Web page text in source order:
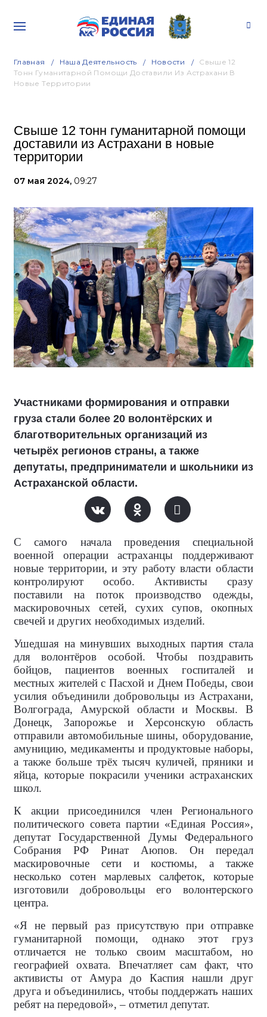
Главная Наша Деятельность Новости
Свыше 12
Тонн Гуманитарной Помощи Доставили Из Астрахани В
Новые Территории
Свыше 12 тонн гуманитарной помощи
доставили из Астрахани в новые
территории
07 мая 2024, 09:27
Участниками формирования и отправки
груза стали более 20 волонтёрских и
благотворительных организаций из
четырёх регионов страны, а также
депутаты, предприниматели и школьники из
Астраханской области.
С самого начала проведения специальной
военной операции астраханцы поддерживают
новые территории, и эту работу власти области
контролируют особо. Активисты сразу
поставили на поток производство одежды,
маскировочных сетей, сухих супов, окопных
свечей и других необходимых изделий.
Ушедшая на минувших выходных партия стала
для волонтёров особой. Чтобы поздравить
бойцов, пациентов военных госпиталей и
местных жителей с Пасхой и Днем Победы, свои
усилия объединили добровольцы из Астрахани,
Волгограда, Амурской области и Москвы. В
Донецк, Запорожье и Херсонскую область
отправили автомобильные шины, оборудование,
амуницию, медикаменты и продуктовые наборы,
а также больше трёх тысяч куличей, пряники и
яйца, которые покрасили ученики астраханских
школ.
К акции присоединился член Регионального
политического совета партии «Единая Россия»,
депутат Государственной Думы Федерального
Собрания РФ Ринат Аюпов. Он передал
маскировочные сети и костюмы, а также
несколько сотен марлевых салфеток, которые
изготовили добровольцы его волонтерского
центра.
«Я не первый раз присутствую при отправке
гуманитарной помощи, однако этот груз
отличается не только своим масштабом, но
географией охвата. Впечатляет сам факт, что
активисты от Амура до Каспия нашли друг
друга и объединились, чтобы поддержать наших
ребят на передовой», – отметил депутат.